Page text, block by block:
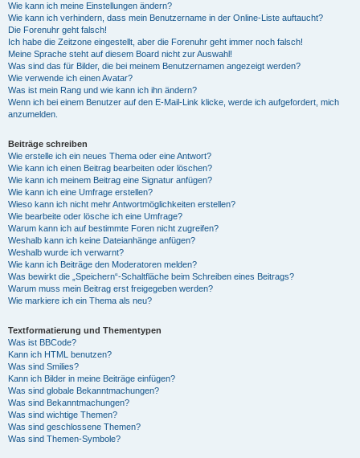
Wie kann ich meine Einstellungen ändern?
Wie kann ich verhindern, dass mein Benutzername in der Online-Liste auftaucht?
Die Forenuhr geht falsch!
Ich habe die Zeitzone eingestellt, aber die Forenuhr geht immer noch falsch!
Meine Sprache steht auf diesem Board nicht zur Auswahl!
Was sind das für Bilder, die bei meinem Benutzernamen angezeigt werden?
Wie verwende ich einen Avatar?
Was ist mein Rang und wie kann ich ihn ändern?
Wenn ich bei einem Benutzer auf den E-Mail-Link klicke, werde ich aufgefordert, mich
anzumelden.
Beiträge schreiben
Wie erstelle ich ein neues Thema oder eine Antwort?
Wie kann ich einen Beitrag bearbeiten oder löschen?
Wie kann ich meinem Beitrag eine Signatur anfügen?
Wie kann ich eine Umfrage erstellen?
Wieso kann ich nicht mehr Antwortmöglichkeiten erstellen?
Wie bearbeite oder lösche ich eine Umfrage?
Warum kann ich auf bestimmte Foren nicht zugreifen?
Weshalb kann ich keine Dateianhänge anfügen?
Weshalb wurde ich verwarnt?
Wie kann ich Beiträge den Moderatoren melden?
Was bewirkt die „Speichern“-Schaltfläche beim Schreiben eines Beitrags?
Warum muss mein Beitrag erst freigegeben werden?
Wie markiere ich ein Thema als neu?
Textformatierung und Thementypen
Was ist BBCode?
Kann ich HTML benutzen?
Was sind Smilies?
Kann ich Bilder in meine Beiträge einfügen?
Was sind globale Bekanntmachungen?
Was sind Bekanntmachungen?
Was sind wichtige Themen?
Was sind geschlossene Themen?
Was sind Themen-Symbole?